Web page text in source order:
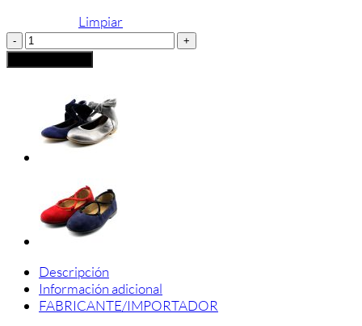
Limpiar
MANOLETINA
UNISA
POMPÓN
Descripción
Información adicional
FABRICANTE/IMPORTADOR